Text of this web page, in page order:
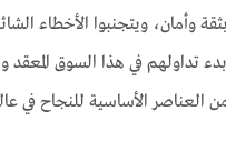
وأمان، ويتجنبوا الأخطاء
تداولهم في هذا السوق المعقد
العناصر الأساسية للنجاح في